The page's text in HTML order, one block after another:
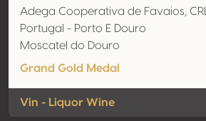
Adega Cooperativa de Favaios, CRL.
Portugal - Porto E Douro
Moscatel do Douro
Grand Gold Medal
Vin - Liquor Wine